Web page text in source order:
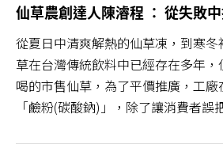
仙草農創達人陳濬程 ： 從失敗
從夏日中清爽解熱的仙草凍，到寒
草在台灣傳統飲料中已經存在多年
喝的市售仙草，為了平價推廣，工
「鹼粉(碳酸鈉)」，除了讓消費者誤